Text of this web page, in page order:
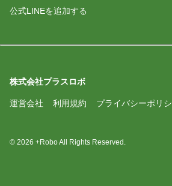
公式LINEを追加する
株式会社プラスロボ
運営会社 利用規約 プライバシーポリ
© 2026 +Robo All Rights Reserved.